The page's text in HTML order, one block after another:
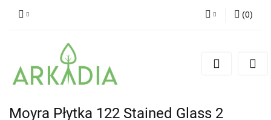
(0)
Moyra Płytka 122 Stained Glass 2